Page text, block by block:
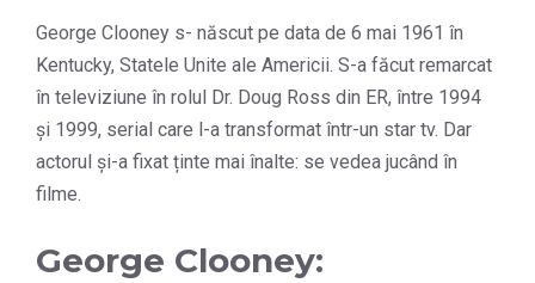
George Clooney s- născut pe data de 6 mai 1961 în
Kentucky, Statele Unite ale Americii. S-a făcut remarcat
în televiziune în rolul Dr. Doug Ross din ER, între 1994
și 1999, serial care l-a transformat într-un star tv. Dar
actorul și-a fixat ținte mai înalte: se vedea jucând în
filme.
George Clooney: